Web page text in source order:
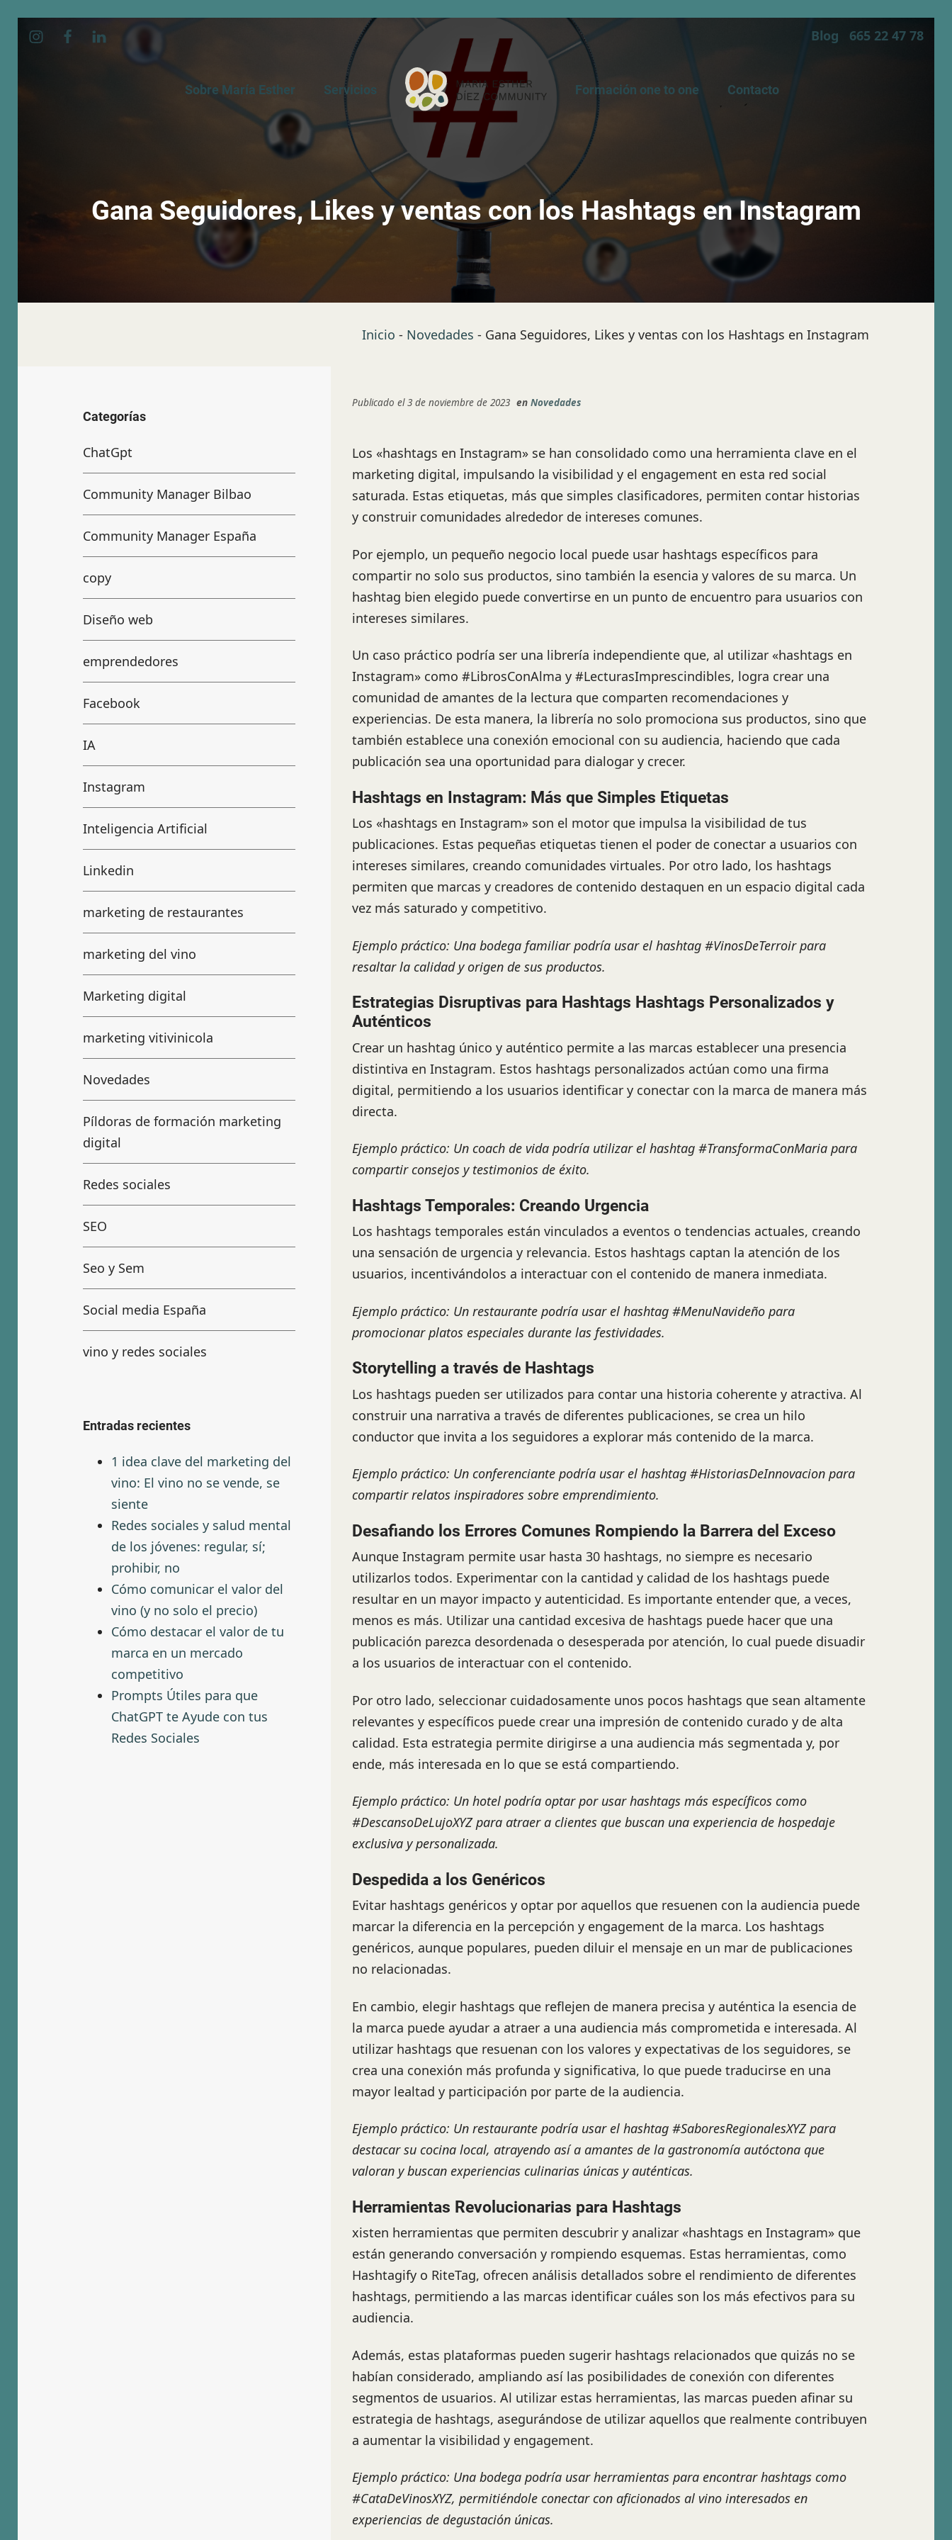
Blog 665 22 47 78
Sobre María Esther Servicios Formación one to one Contacto
Gana Seguidores, Likes y ventas con los Hashtags en Instagram
Inicio - Novedades - Gana Seguidores, Likes y ventas con los Hashtags en Instagram
Publicado el 3 de noviembre de 2023 en Novedades
Los «hashtags en Instagram» se han consolidado como una herramienta clave en el
marketing digital, impulsando la visibilidad y el engagement en esta red social
saturada. Estas etiquetas, más que simples clasificadores, permiten contar historias
y construir comunidades alrededor de intereses comunes.
Por ejemplo, un pequeño negocio local puede usar hashtags específicos para
compartir no solo sus productos, sino también la esencia y valores de su marca. Un
hashtag bien elegido puede convertirse en un punto de encuentro para usuarios con
intereses similares.
Un caso práctico podría ser una librería independiente que, al utilizar «hashtags en
Instagram» como #LibrosConAlma y #LecturasImprescindibles, logra crear una
comunidad de amantes de la lectura que comparten recomendaciones y
experiencias. De esta manera, la librería no solo promociona sus productos, sino que
también establece una conexión emocional con su audiencia, haciendo que cada
publicación sea una oportunidad para dialogar y crecer.
Hashtags en Instagram: Más que Simples Etiquetas
Los «hashtags en Instagram» son el motor que impulsa la visibilidad de tus
publicaciones. Estas pequeñas etiquetas tienen el poder de conectar a usuarios con
intereses similares, creando comunidades virtuales. Por otro lado, los hashtags
permiten que marcas y creadores de contenido destaquen en un espacio digital cada
vez más saturado y competitivo.
Ejemplo práctico: Una bodega familiar podría usar el hashtag #VinosDeTerroir para
resaltar la calidad y origen de sus productos.
Estrategias Disruptivas para Hashtags Hashtags Personalizados y
Auténticos
Crear un hashtag único y auténtico permite a las marcas establecer una presencia
distintiva en Instagram. Estos hashtags personalizados actúan como una firma
digital, permitiendo a los usuarios identificar y conectar con la marca de manera más
directa.
Ejemplo práctico: Un coach de vida podría utilizar el hashtag #TransformaConMaria para
compartir consejos y testimonios de éxito.
Hashtags Temporales: Creando Urgencia
Los hashtags temporales están vinculados a eventos o tendencias actuales, creando
una sensación de urgencia y relevancia. Estos hashtags captan la atención de los
usuarios, incentivándolos a interactuar con el contenido de manera inmediata.
Ejemplo práctico: Un restaurante podría usar el hashtag #MenuNavideño para
promocionar platos especiales durante las festividades.
Storytelling a través de Hashtags
Los hashtags pueden ser utilizados para contar una historia coherente y atractiva. Al
construir una narrativa a través de diferentes publicaciones, se crea un hilo
conductor que invita a los seguidores a explorar más contenido de la marca.
Ejemplo práctico: Un conferenciante podría usar el hashtag #HistoriasDeInnovacion para
compartir relatos inspiradores sobre emprendimiento.
Desafiando los Errores Comunes Rompiendo la Barrera del Exceso
Aunque Instagram permite usar hasta 30 hashtags, no siempre es necesario
utilizarlos todos. Experimentar con la cantidad y calidad de los hashtags puede
resultar en un mayor impacto y autenticidad. Es importante entender que, a veces,
menos es más. Utilizar una cantidad excesiva de hashtags puede hacer que una
publicación parezca desordenada o desesperada por atención, lo cual puede disuadir
a los usuarios de interactuar con el contenido.
Por otro lado, seleccionar cuidadosamente unos pocos hashtags que sean altamente
relevantes y específicos puede crear una impresión de contenido curado y de alta
calidad. Esta estrategia permite dirigirse a una audiencia más segmentada y, por
ende, más interesada en lo que se está compartiendo.
Ejemplo práctico: Un hotel podría optar por usar hashtags más específicos como
#DescansoDeLujoXYZ para atraer a clientes que buscan una experiencia de hospedaje
exclusiva y personalizada.
Despedida a los Genéricos
Evitar hashtags genéricos y optar por aquellos que resuenen con la audiencia puede
marcar la diferencia en la percepción y engagement de la marca. Los hashtags
genéricos, aunque populares, pueden diluir el mensaje en un mar de publicaciones
no relacionadas.
En cambio, elegir hashtags que reflejen de manera precisa y auténtica la esencia de
la marca puede ayudar a atraer a una audiencia más comprometida e interesada. Al
utilizar hashtags que resuenan con los valores y expectativas de los seguidores, se
crea una conexión más profunda y significativa, lo que puede traducirse en una
mayor lealtad y participación por parte de la audiencia.
Ejemplo práctico: Un restaurante podría usar el hashtag #SaboresRegionalesXYZ para
destacar su cocina local, atrayendo así a amantes de la gastronomía autóctona que
valoran y buscan experiencias culinarias únicas y auténticas.
Herramientas Revolucionarias para Hashtags
xisten herramientas que permiten descubrir y analizar «hashtags en Instagram» que
están generando conversación y rompiendo esquemas. Estas herramientas, como
Hashtagify o RiteTag, ofrecen análisis detallados sobre el rendimiento de diferentes
hashtags, permitiendo a las marcas identificar cuáles son los más efectivos para su
audiencia.
Además, estas plataformas pueden sugerir hashtags relacionados que quizás no se
habían considerado, ampliando así las posibilidades de conexión con diferentes
segmentos de usuarios. Al utilizar estas herramientas, las marcas pueden afinar su
estrategia de hashtags, asegurándose de utilizar aquellos que realmente contribuyen
a aumentar la visibilidad y engagement.
Ejemplo práctico: Una bodega podría usar herramientas para encontrar hashtags como
#CataDeVinosXYZ, permitiéndole conectar con aficionados al vino interesados en
experiencias de degustación únicas.
Categorías
ChatGpt
Community Manager Bilbao
Community Manager España
copy
Diseño web
emprendedores
Facebook
IA
Instagram
Inteligencia Artificial
Linkedin
marketing de restaurantes
marketing del vino
Marketing digital
marketing vitivinicola
Novedades
Píldoras de formación marketing
digital
Redes sociales
SEO
Seo y Sem
Social media España
vino y redes sociales
Entradas recientes
1 idea clave del marketing del
vino: El vino no se vende, se
siente
Redes sociales y salud mental
de los jóvenes: regular, sí;
prohibir, no
Cómo comunicar el valor del
vino (y no solo el precio)
Cómo destacar el valor de tu
marca en un mercado
competitivo
Prompts Útiles para que
ChatGPT te Ayude con tus
Redes Sociales